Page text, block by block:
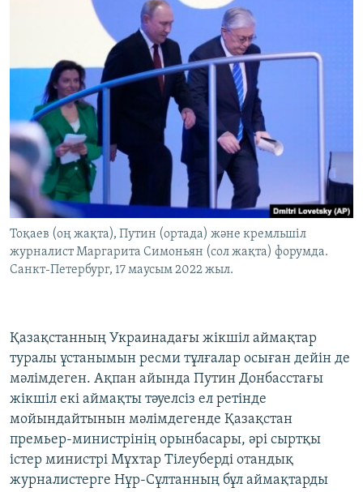
Тоқаев (оң жақта), Путин (ортада) және кремльшіл
журналист Маргарита Симоньян (сол жақта) форумда.
Санкт-Петербург, 17 маусым 2022 жыл.
Қазақстанның Украинадағы жікшіл аймақтар
туралы ұстанымын ресми тұлғалар осыған дейін де
мәлімдеген. Ақпан айында Путин Донбасстағы
жікшіл екі аймақты тәуелсіз ел ретінде
мойындайтынын мәлімдегенде Қазақстан
премьер-министрінің орынбасары, әрі сыртқы
істер министрі Мұхтар Тілеуберді отандық
журналистерге Нұр-Сұлтанның бұл аймақтарды